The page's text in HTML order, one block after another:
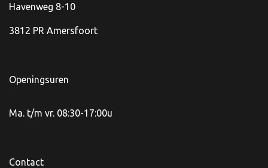
Havenweg 8-10
3812 PR Amersfoort
Openingsuren
Ma. t/m vr. 08:30-17:00u
Contact